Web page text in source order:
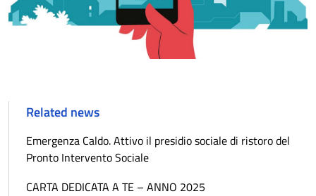
Related news
Emergenza Caldo. Attivo il presidio sociale di ristoro del
Pronto Intervento Sociale
CARTA DEDICATA A TE – ANNO 2025